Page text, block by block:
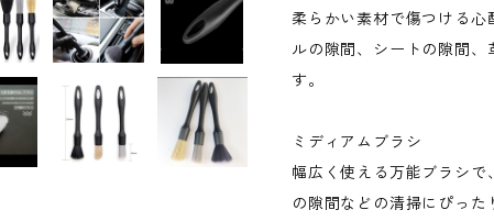
柔らかい素材で傷つける
ルの隙間、シートの隙間
す。
ミディアムブラシ
幅広く使える万能ブラシ
の隙間などの清掃にぴっ